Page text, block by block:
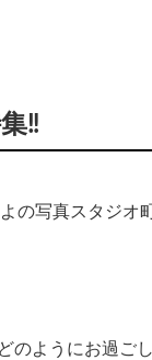
‼︎
の写真スタジオ
のようにお過ご